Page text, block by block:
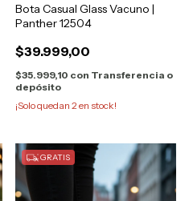
Bota Casual Glass Vacuno |
Panther 12504
$39.999,00
$35.999,10 con Transferencia o
depósito
¡Solo quedan 2 en stock!
GRATIS